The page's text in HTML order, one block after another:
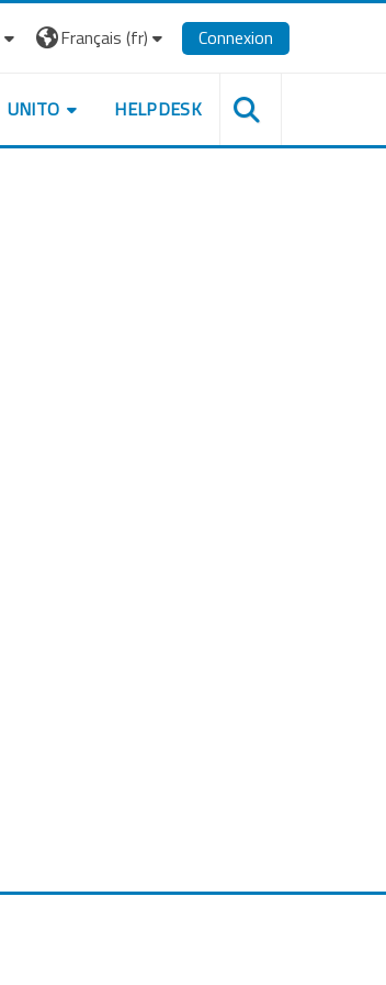
Français ‎(fr)‎ Connexion
UNITO HELPDESK